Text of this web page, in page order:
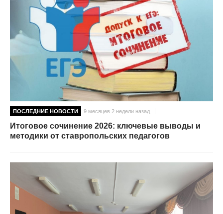
ПОСЛЕДНИЕ НОВОСТИ 9 месяцев 2 недели назад
Итоговое сочинение 2026: ключевые выводы и
методики от ставропольских педагогов